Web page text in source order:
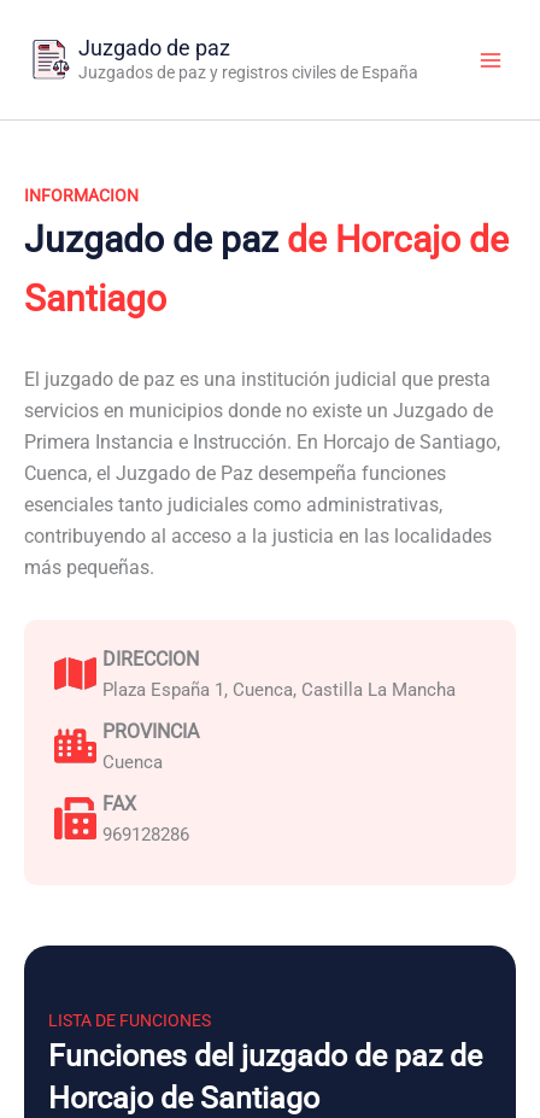
contenido
Juzgado de paz
Juzgados de paz y registros civiles de España
INFORMACION
Juzgado de paz de Horcajo de
Santiago
El juzgado de paz es una institución judicial que presta
servicios en municipios donde no existe un Juzgado de
Primera Instancia e Instrucción. En Horcajo de Santiago,
Cuenca, el Juzgado de Paz desempeña funciones
esenciales tanto judiciales como administrativas,
contribuyendo al acceso a la justicia en las localidades
más pequeñas.
DIRECCION
Plaza España 1, Cuenca, Castilla La Mancha
PROVINCIA
Cuenca
FAX
969128286
LISTA DE FUNCIONES
Funciones del juzgado de paz de
Horcajo de Santiago